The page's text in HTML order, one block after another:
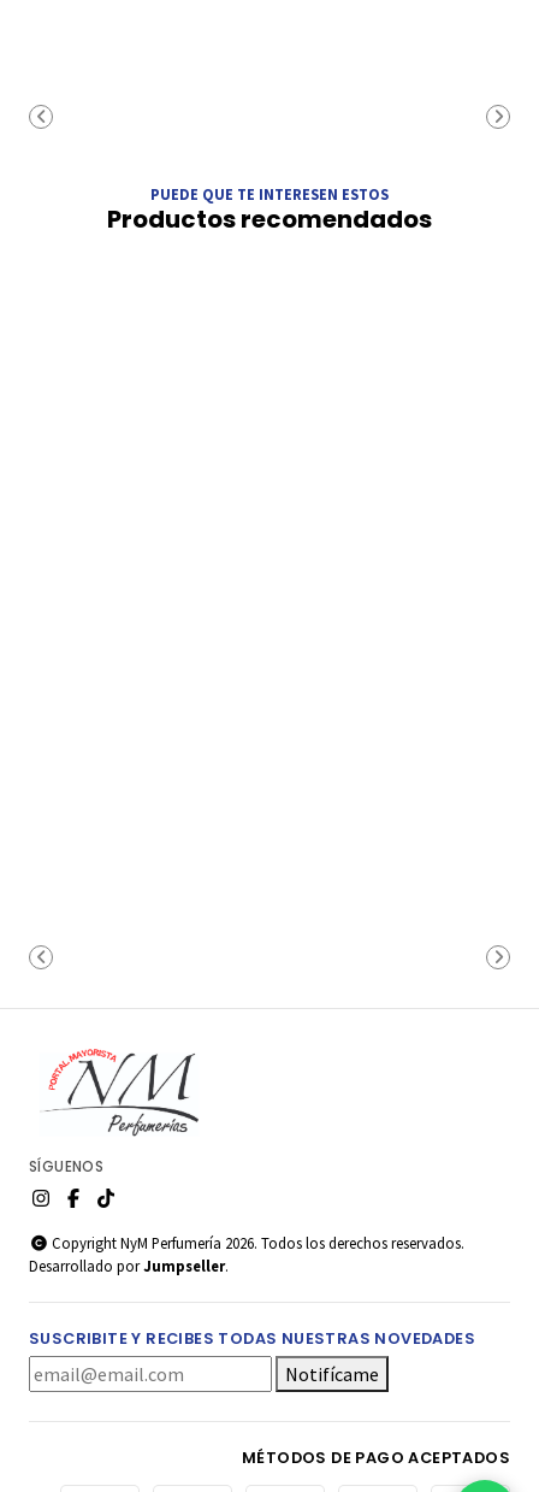
PUEDE QUE TE INTERESEN ESTOS
Productos recomendados
SÍGUENOS
Copyright NyM Perfumería 2026. Todos los derechos reservados.
Desarrollado porJumpseller.
SUSCRIBITE Y RECIBES TODAS NUESTRAS NOVEDADES
Notifícame
MÉTODOS DE PAGO ACEPTADOS